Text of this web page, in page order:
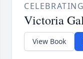
Victoria
View Book